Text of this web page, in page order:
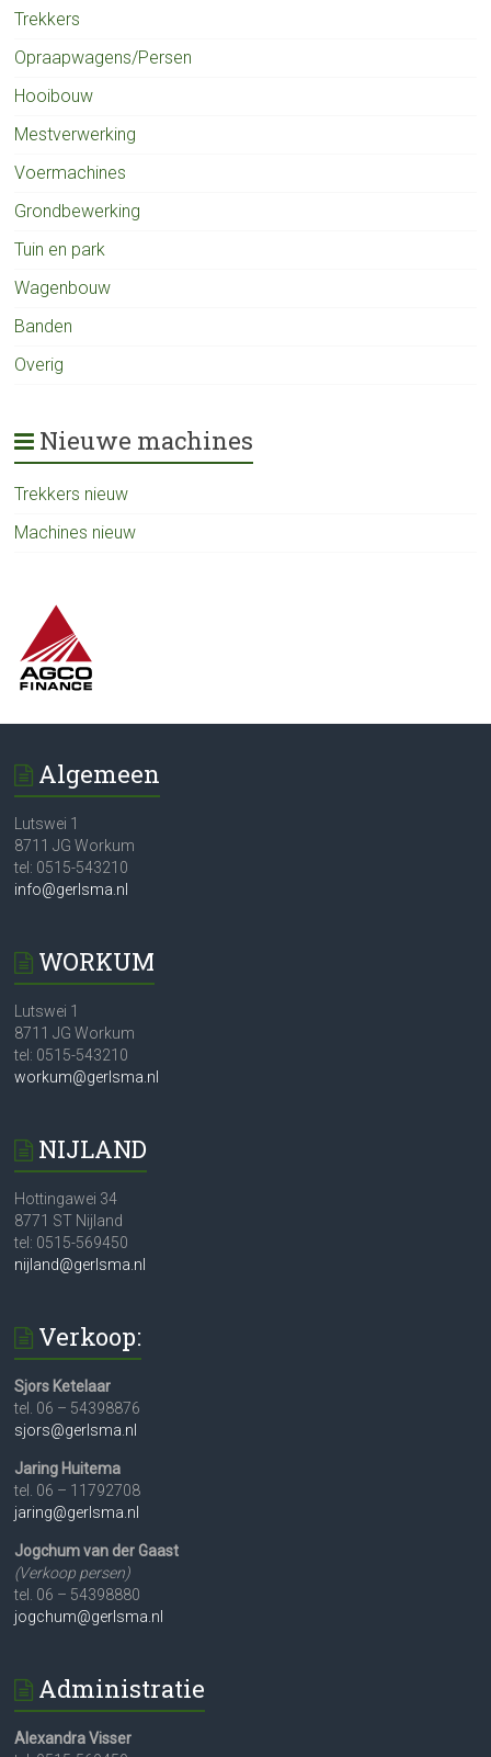
Trekkers
Opraapwagens/Persen
Hooibouw
Mestverwerking
Voermachines
Grondbewerking
Tuin en park
Wagenbouw
Banden
Overig
Nieuwe machines
Trekkers nieuw
Machines nieuw
Algemeen
Lutswei 1
8711 JG Workum
tel: 0515-543210
info@gerlsma.nl
WORKUM
Lutswei 1
8711 JG Workum
tel: 0515-543210
workum@gerlsma.nl
NIJLAND
Hottingawei 34
8771 ST Nijland
tel: 0515-569450
nijland@gerlsma.nl
Verkoop:
Sjors Ketelaar
tel. 06 – 54398876
sjors@gerlsma.nl
Jaring Huitema
tel. 06 – 11792708
jaring@gerlsma.nl
Jogchum van der Gaast
(Verkoop persen)
tel. 06 – 54398880
jogchum@gerlsma.nl
Administratie
Alexandra Visser